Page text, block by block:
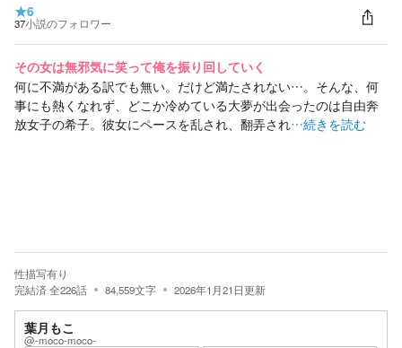
★6
37小説のフォロワー
その女は無邪気に笑って俺を振り回していく
何に不満がある訳でも無い。だけど満たされない…。そんな、何
事にも熱くなれず、どこか冷めている大夢が出会ったのは自由奔
放女子の希子。彼女にペースを乱され、翻弄され…続きを読む
性描写有り
完結済全226話 84,559文字 2026年1月21日更新
葉月もこ
@-moco-moco-